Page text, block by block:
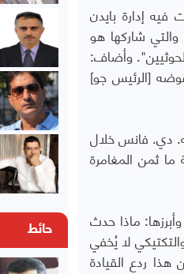
إدارة بايدن
شاركها هو
وأضاف:
إعادة إرساء الردع، الذي قوضه [الرئيس جو]
دي. فانس خلال
ثمن المغامرة
ماذا حدث
لا يُخفي
ردع القيادة
حائط